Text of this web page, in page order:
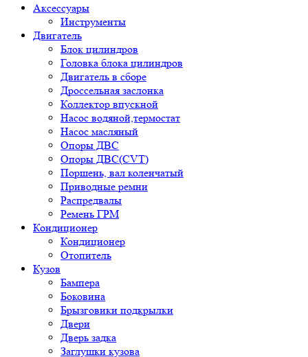
Аксессуары
Инструменты
Двигатель
Блок цилиндров
Головка блока цилиндров
Двигатель в сборе
Дроссельная заслонка
Коллектор впускной
Насос водяной,термостат
Насос масляный
Опоры ДВС
Опоры ДВС(CVT)
Поршень, вал коленчатый
Приводные ремни
Распредвалы
Ремень ГРМ
Кондиционер
Кондиционер
Отопитель
Кузов
Бампера
Боковина
Брызговики подкрылки
Двери
Дверь задка
Заглушки кузова